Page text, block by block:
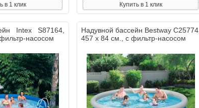
в 1 клик Купить в 1 клик
Intex S87164,
насосом
Надувной бассейн Bestway C25774,
457 х 84 см., с фильтр-насосом